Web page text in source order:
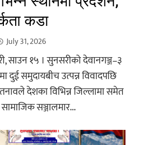
कडा
July 31, 2026
साउन १५ । सुनसरीको देवानगञ्ज–३
दुई समुदायबीच उत्पन्न विवादपछि
देशका विभिन्न जिल्लामा समेत
सञ्जालमार...